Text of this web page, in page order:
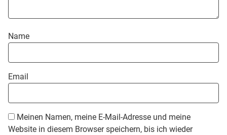
Name
Email
Meinen Namen, meine E-Mail-Adresse und meine
Website in diesem Browser speichern, bis ich wieder